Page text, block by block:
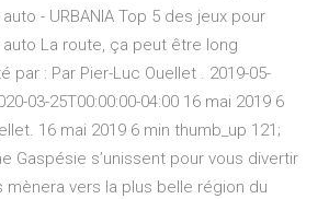
- URBANIA Top 5 des jeux pour
La route, ça peut être long
par : Par Pier-Luc Ouellet . 2019-05-
03-25T00:00:00-04:00 16 mai 2019 6
16 mai 2019 6 min thumb_up 121;
Gaspésie s’unissent pour vous divertir
mènera vers la plus belle région du